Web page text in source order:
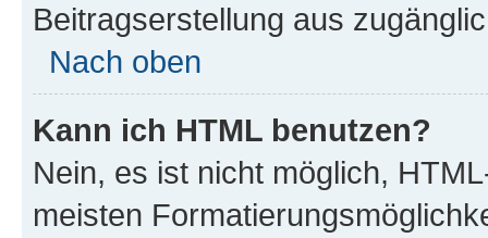
Beitragserstellung aus
Nach oben
Kann ich HTML benutzen?
Nein, es ist nicht möglich,
meisten